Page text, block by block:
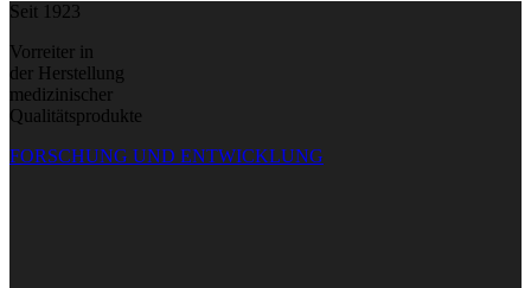
Seit 1923
Vorreiter in
der Herstellung
medizinischer
Qualitätsprodukte
FORSCHUNG UND ENTWICKLUNG